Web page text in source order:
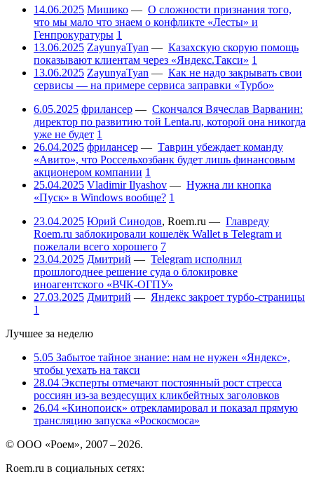
14.06.2025 Мишико — О сложности признания того,
что мы мало что знаем о конфликте «Лесты» и
Генпрокуратуры 1
13.06.2025 ZayunyaTyan — Казахскую скорую помощь
показывают клиентам через «Яндекс.Такси» 1
13.06.2025 ZayunyaTyan — Как не надо закрывать свои
сервисы — на примере сервиса заправки «Турбо»
6.05.2025 фрилансер — Скончался Вячеслав Варванин:
директор по развитию той Lenta.ru, которой она никогда
уже не будет 1
26.04.2025 фрилансер — Таврин убеждает команду
«Авито», что Россельхозбанк будет лишь финансовым
акционером компании 1
25.04.2025 Vladimir Ilyashov — Нужна ли кнопка
«Пуск» в Windows вообще? 1
23.04.2025 Юрий Синодов, Roem.ru — Главреду
Roem.ru заблокировали кошелёк Wallet в Telegram и
пожелали всего хорошего 7
23.04.2025 Дмитрий — Telegram исполнил
прошлогоднее решение суда о блокировке
иноагентского «ВЧК-ОГПУ»
27.03.2025 Дмитрий — Яндекс закроет турбо-страницы
1
Лучшее за неделю
5.05 Забытое тайное знание: нам не нужен «Яндекс»,
чтобы уехать на такси
28.04 Эксперты отмечают постоянный рост стресса
россиян из-за вездесущих кликбейтных заголовков
26.04 «Кинопоиск» отрекламировал и показал прямую
трансляцию запуска «Роскосмоса»
© ООО «Роем», 2007 – 2026.
Roem.ru в социальных сетях: